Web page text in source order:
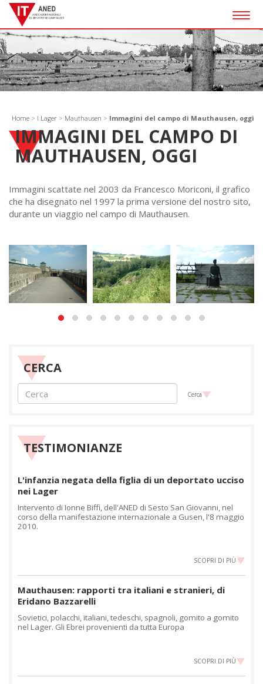
Home > I Lager > Mauthausen > Immagini del campo di Mauthausen, oggi
IMMAGINI DEL CAMPO DI
MAUTHAUSEN, OGGI
Immagini scattate nel 2003 da Francesco Moriconi, il grafico
che ha disegnato nel 1997 la prima versione del nostro sito,
durante un viaggio nel campo di Mauthausen.
CERCA
Cerca
TESTIMONIANZE
L'infanzia negata della figlia di un deportato ucciso
nei Lager
Intervento di Ionne Biffi, dell'ANED di Sesto San Giovanni, nel
corso della manifestazione internazionale a Gusen, l'8 maggio
2010.
SCOPRI DI PIÙ
Mauthausen: rapporti tra italiani e stranieri, di
Eridano Bazzarelli
Sovietici, polacchi, italiani, tedeschi, spagnoli, gomito a gomito
nel Lager. Gli Ebrei provenienti da tutta Europa
SCOPRI DI PIÙ